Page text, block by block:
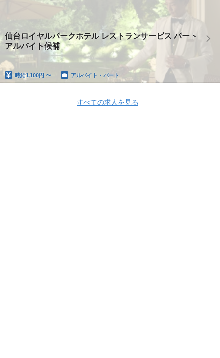
仙台ロイヤルパークホテル レストランサービス パート
アルバイト候補
時給1,100円 〜 アルバイト・パート
すべての求人を見る